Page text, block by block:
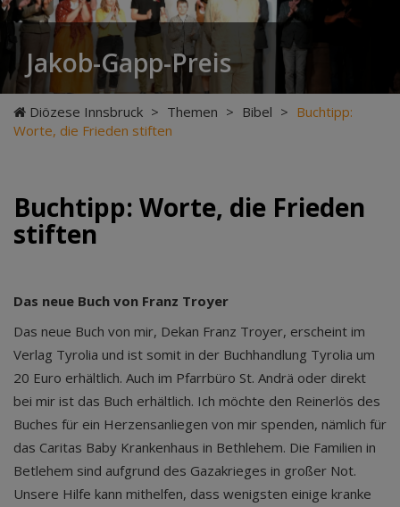
Jakob-Gapp-Preis
Diözese Innsbruck > Themen > Bibel > Buchtipp:
Worte, die Frieden stiften
Buchtipp: Worte, die Frieden
stiften
Das neue Buch von Franz Troyer
Das neue Buch von mir, Dekan Franz Troyer, erscheint im
Verlag Tyrolia und ist somit in der Buchhandlung Tyrolia um
20 Euro erhältlich. Auch im Pfarrbüro St. Andrä oder direkt
bei mir ist das Buch erhältlich. Ich möchte den Reinerlös des
Buches für ein Herzensanliegen von mir spenden, nämlich für
das Caritas Baby Krankenhaus in Bethlehem. Die Familien in
Betlehem sind aufgrund des Gazakrieges in großer Not.
Unsere Hilfe kann mithelfen, dass wenigsten einige kranke